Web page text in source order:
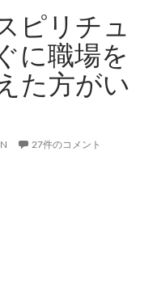
ピリチュ
に職場を
た方がい
27件のコメント